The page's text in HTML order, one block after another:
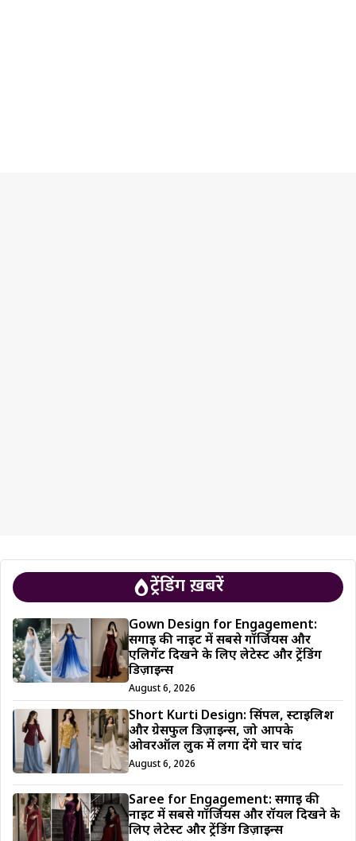
ट्रेंडिंग ख़बरें
Gown Design for Engagement:
सगाई की नाइट में सबसे गॉर्जियस और
एलिगेंट दिखने के लिए लेटेस्ट और ट्रेंडिंग
डिज़ाइन्स
August 6, 2026
Short Kurti Design: सिंपल, स्टाइलिश
और ग्रेसफुल डिज़ाइन्स, जो आपके
ओवरऑल लुक में लगा देंगे चार चांद
August 6, 2026
Saree for Engagement: सगाई की
नाइट में सबसे गॉर्जियस और रॉयल दिखने के
लिए लेटेस्ट और ट्रेंडिंग डिज़ाइन्स